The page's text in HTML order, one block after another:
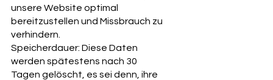
unsere Website optimal
bereitzustellen und Missbrauch zu
verhindern.
Speicherdauer: Diese Daten
werden spätestens nach 30
Tagen gelöscht, es sei denn, ihre